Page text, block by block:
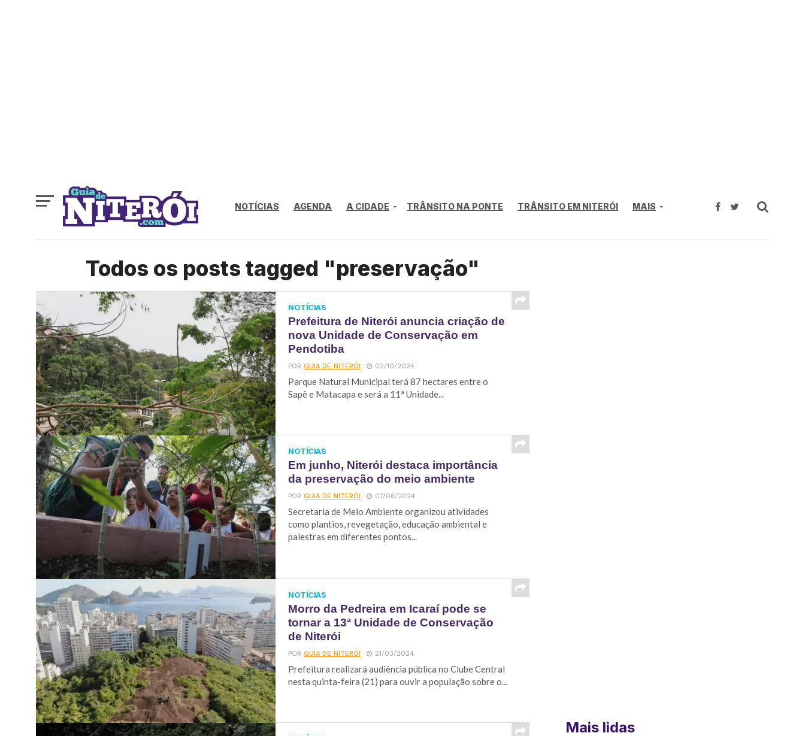
NOTÍCIAS AGENDA A CIDADE TRÂNSITO NA PONTE TRÂNSITO EM NITERÓI MAIS
Todos os posts tagged "preservação"
NOTÍCIAS
Prefeitura de Niterói anuncia criação de
nova Unidade de Conservação em
Pendotiba
PORGUIA DE NITERÓI 02/10/2024
Parque Natural Municipal terá 87 hectares entre o
Sapê e Matacapa e será a 11ª Unidade...
NOTÍCIAS
Em junho, Niterói destaca importância
da preservação do meio ambiente
PORGUIA DE NITERÓI 07/06/2024
Secretaria de Meio Ambiente organizou atividades
como plantios, revegetação, educação ambiental e
palestras em diferentes pontos...
NOTÍCIAS
Morro da Pedreira em Icaraí pode se
tornar a 13ª Unidade de Conservação
de Niterói
PORGUIA DE NITERÓI 21/03/2024
Prefeitura realizará audiência pública no Clube Central
nesta quinta-feira (21) para ouvir a população sobre o...
Mais lidas